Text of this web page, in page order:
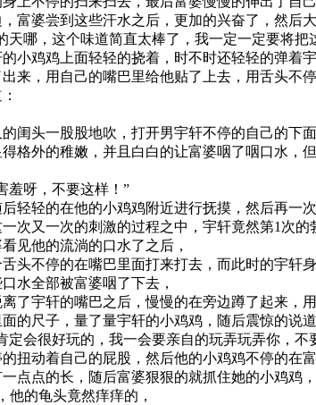
富婆尝到这些汗水之后，更加的兴奋了，然后大
哪，这个味道简直太棒了，我一定一定要将把
小鸡鸡上面轻轻的挠着，时不时还轻轻的弹着
来，用自己的嘴巴里给他贴了上去，用舌头不
闺头一股股地吹，打开男宇轩不停的自己的下
格外的稚嫩，并且白白的让富婆咽了咽口水，
羞呀，不要这样！”
轻轻的在他的小鸡鸡附近进行抚摸，然后再一
次又一次的刺激的过程之中，宇轩竟然第1次
见他的流淌的口水了之后，
头不停的在嘴巴里面打来打去，而此时的宇轩
水全部被富婆咽了下去，
了宇轩的嘴巴之后，慢慢的在旁边蹲了起来，
的尺子，量了量宇轩的小鸡鸡，随后震惊的说道
会很好玩的，我一会要亲自的玩弄玩弄你，不
扭动着自己的屁股，然后他的小鸡鸡不停的在
点点的长，随后富婆狠狠的就抓住她的小鸡鸡
的龟头竟然痒痒的，